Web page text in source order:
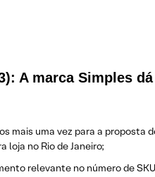
A marca Simples
mais uma vez para a proposta
loja no Rio de Janeiro;
relevante no número de